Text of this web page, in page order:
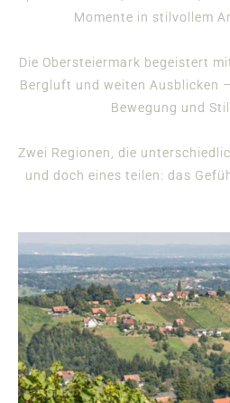
Momente in stilvollem
Die Obersteiermark begeistert
Bergluft und weiten Ausblicken
Bewegung und
Zwei Regionen, die
und doch eines teilen: das